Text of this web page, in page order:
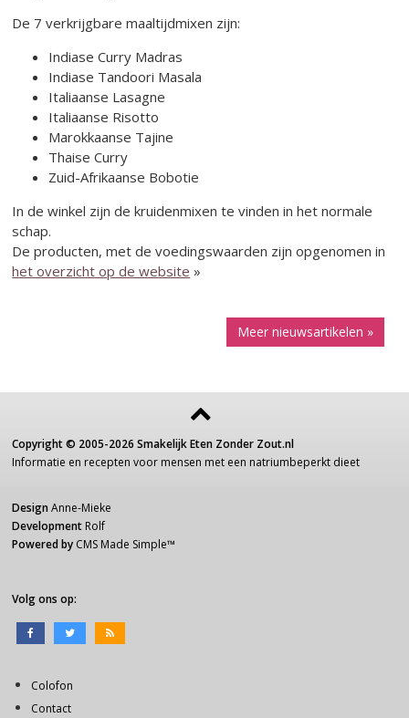
De 7 verkrijgbare maaltijdmixen zijn:
Indiase Curry Madras
Indiase Tandoori Masala
Italiaanse Lasagne
Italiaanse Risotto
Marokkaanse Tajine
Thaise Curry
Zuid-Afrikaanse Bobotie
In de winkel zijn de kruidenmixen te vinden in het normale
schap.
De producten, met de voedingswaarden zijn opgenomen in
het overzicht op de website »
Meer nieuwsartikelen »
Copyright © 2005-2026 Smakelijk Eten Zonder Zout.nl
Informatie en recepten voor mensen met een natriumbeperkt dieet
Design Anne-Mieke
Development Rolf
Powered by CMS Made Simple™
Volg ons op:
Colofon
Contact